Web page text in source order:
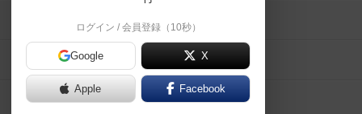
ログイン / 会員登録（10秒）
Google X
Apple Facebook
掲示板・トピックス
ボドとも・会員一覧
ボードゲーム業界コラム